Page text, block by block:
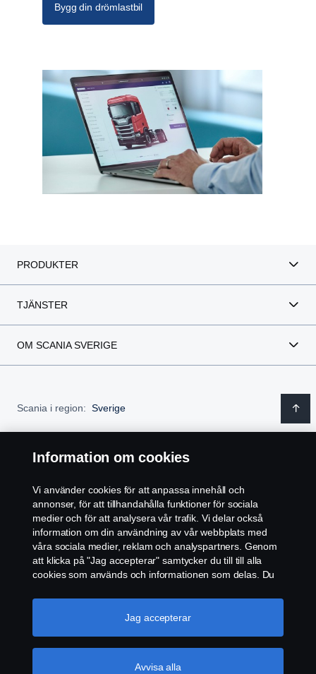
Bygg din drömlastbil
PRODUKTER
TJÄNSTER
OM SCANIA SVERIGE
Scania i region: Sverige
REGLER
INTEGRITETSPOLICY
WHISTLEBLOWING
Information om cookies
Vi använder cookies för att anpassa innehåll och
annonser, för att tillhandahålla funktioner för sociala
medier och för att analysera vår trafik. Vi delar också
information om din användning av vår webbplats med
våra sociala medier, reklam och analyspartners. Genom
att klicka på "Jag accepterar" samtycker du till till alla
cookies som används och informationen som delas. Du
"Cookie-inställningar" och välja de kategorier du vill
acceptera. För en mer detaljerad förklaring av hur vi
Avvisa alla
Jag accepterar